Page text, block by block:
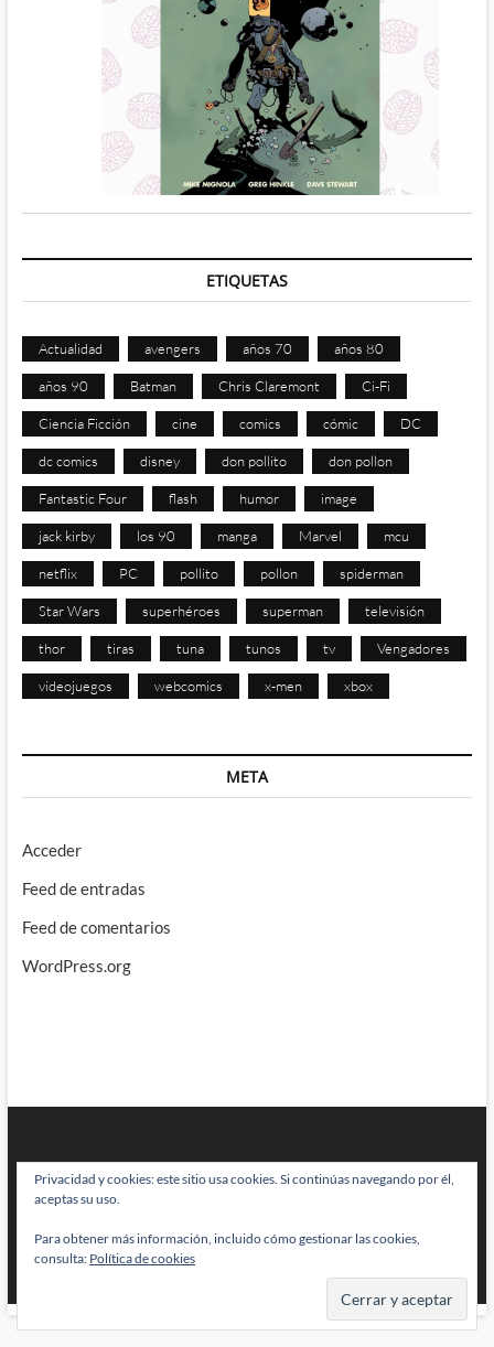
ETIQUETAS
Actualidad avengers años 70 años 80
años 90 Batman Chris Claremont Ci-Fi
Ciencia Ficción cine comics cómic DC
dc comics disney don pollito don pollon
Fantastic Four flash humor image
jack kirby los 90 manga Marvel mcu
netflix PC pollito pollon spiderman
Star Wars superhéroes superman televisión
thor tiras tuna tunos tv Vengadores
videojuegos webcomics x-men xbox
META
Acceder
Feed de entradas
Feed de comentarios
WordPress.org
BRAINSTOMPING| Diseñado por:Theme Freesia|WordPress| © Todos
los derechos reservados
Privacidad y cookies: este sitio usa cookies. Si continúas navegando por él,
aceptas su uso.
Para obtener más información, incluido cómo gestionar las cookies,
consulta: Política de cookies